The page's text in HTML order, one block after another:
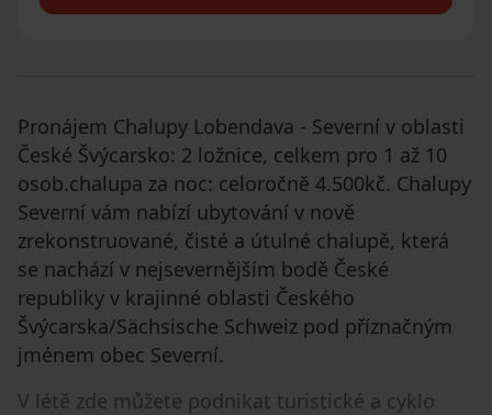
Pronájem Chalupy Lobendava - Severní v oblasti
České Švýcarsko: 2 ložnice, celkem pro 1 až 10
osob.chalupa za noc: celoročně 4.500kč. Chalupy
Severní vám nabízí ubytování v nově
zrekonstruované, čisté a útulné chalupě, která
se nachází v nejsevernějším bodě České
republiky v krajinné oblasti Českého
Švýcarska/Sächsische Schweiz pod příznačným
jménem obec Severní.
V létě zde můžete podnikat turistické a cyklo